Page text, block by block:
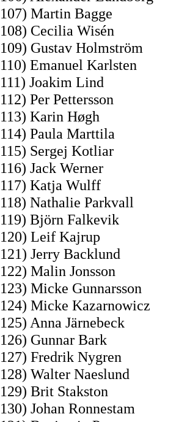
107) Martin Bagge
108) Cecilia Wisén
109) Gustav Holmström
110) Emanuel Karlsten
111) Joakim Lind
112) Per Pettersson
113) Karin Høgh
114) Paula Marttila
115) Sergej Kotliar
116) Jack Werner
117) Katja Wulff
118) Nathalie Parkvall
119) Björn Falkevik
120) Leif Kajrup
121) Jerry Backlund
122) Malin Jonsson
123) Micke Gunnarsson
124) Micke Kazarnowicz
125) Anna Järnebeck
126) Gunnar Bark
127) Fredrik Nygren
128) Walter Naeslund
129) Brit Stakston
130) Johan Ronnestam